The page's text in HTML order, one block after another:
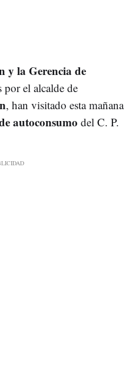
y la Gerencia de
por el alcalde de
, han visitado esta mañana
autoconsumo del C. P.